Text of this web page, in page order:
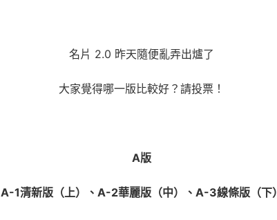
名片 2.0 昨天隨便亂弄出爐了
大家覺得哪一版比較好？請投票！
A版
A-1清新版（上）、A-2華麗版（中）、A-3線條版（下）